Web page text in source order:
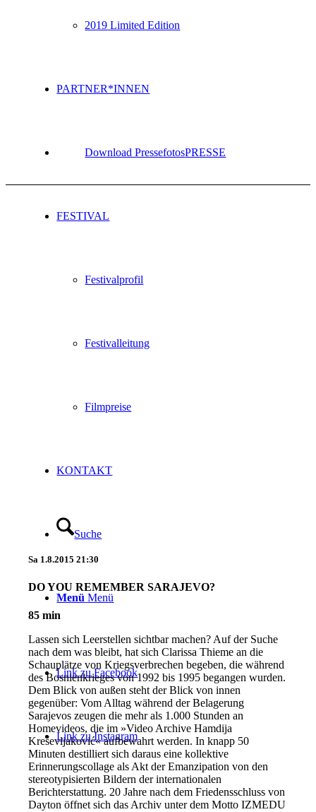
2019 Limited Edition
PARTNER*INNEN
PRESSE
Download Pressefotos
FESTIVAL
Festivalprofil
Festivalleitung
Filmpreise
KONTAKT
Suche
Menü Menü
Link zu Facebook
Link zu Instagram
Sa 1.8.2015 21:30
DO YOU REMEMBER SARAJEVO?
85 min
Lassen sich Leerstellen sichtbar machen? Auf der Suche
nach dem was bleibt, hat sich Clarissa Thieme an die
Schauplätze von Kriegsverbrechen begeben, die während
des Bosnienkrieges von 1992 bis 1995 begangen wurden.
Dem Blick von außen steht der Blick von innen
gegenüber: Vom Alltag während der Belagerung
Sarajevos zeugen die mehr als 1.000 Stunden an
Homevideos, die im »Video Archive Hamdija
Kreševljaković« aufbewahrt werden. In knapp 50
Minuten destilliert sich daraus eine kollektive
Erinnerungscollage als Akt der Emanzipation von den
stereotypisierten Bildern der internationalen
Berichterstattung. 20 Jahre nach dem Friedensschluss von
Dayton öffnet sich das Archiv unter dem Motto IZMEDU